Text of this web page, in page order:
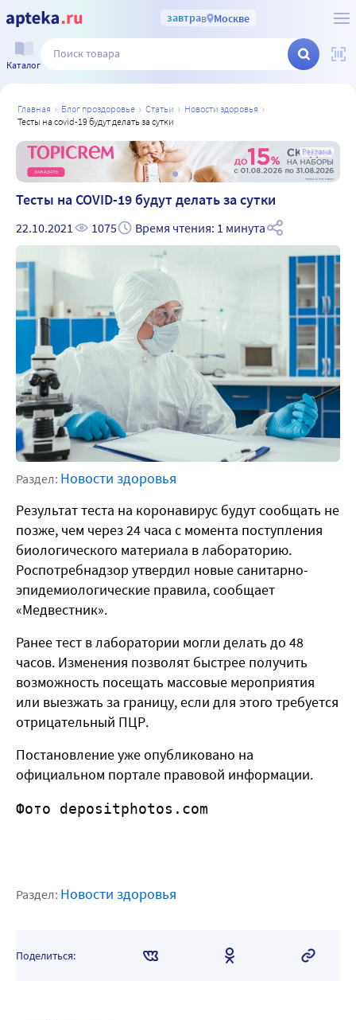
завтрав Москве
Каталог
главная блог проздоровье статьи
новости здоровья
тесты на covid-19 будут делать за сутки
Реклама
Тесты на COVID-19 будут делать за сутки
22.10.2021 1075 Время чтения: 1 минута
Раздел: Новости здоровья
Результат теста на коронавирус будут сообщать не
позже, чем через 24 часа с момента поступления
биологического материала в лабораторию.
Роспотребнадзор утвердил новые санитарно-
эпидемиологические правила, сообщает
«Медвестник».
Ранее тест в лаборатории могли делать до 48
часов. Изменения позволят быстрее получить
возможность посещать массовые мероприятия
или выезжать за границу, если для этого требуется
отрицательный ПЦР.
Постановление уже опубликовано на
официальном портале правовой информации.
Фото depositphotos.com
Раздел: Новости здоровья
Поделиться: